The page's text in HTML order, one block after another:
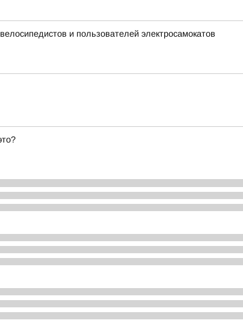
и пользователей электросамокатов